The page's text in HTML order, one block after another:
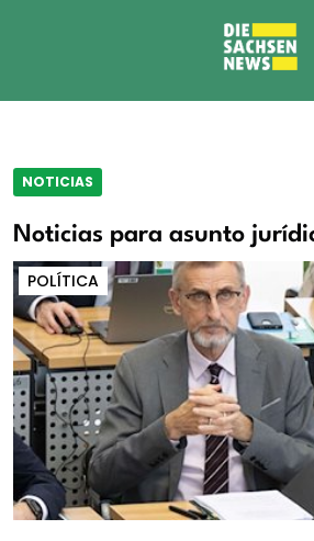
NOTICIAS
Noticias para asunto
POLÍTICA